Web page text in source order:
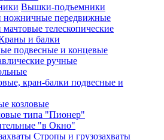
Вышки-подъемники
ножничные передвижные
телескопические
и балки
подвесные и концевые
ручные
кран-балки подвесные и
козловые
типа "Пионер"
"в Окно"
Стропы и грузозахваты